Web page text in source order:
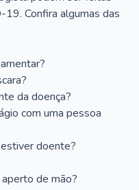
Confira algumas das
da doença?
com uma pessoa
doente?
de mão?